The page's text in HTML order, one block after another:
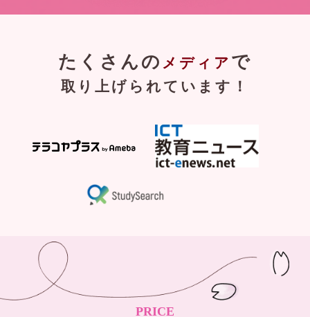
たくさんの メディア で
取り上げられています！
PRICE